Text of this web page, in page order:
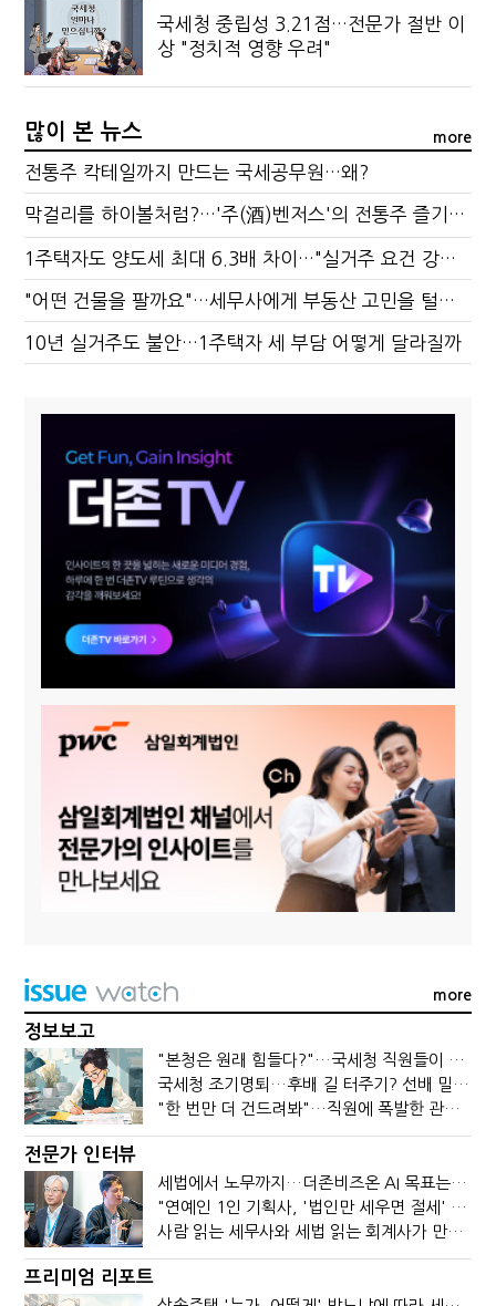
국세청 중립성 3.21점…전문가 절반 이
상 "정치적 영향 우려"
많이 본 뉴스 more
전통주 칵테일까지 만드는 국세공무원…왜?
막걸리를 하이볼처럼?…'주(酒)벤저스'의 전통주 즐기는 법
1주택자도 양도세 최대 6.3배 차이…"실거주 요건 강화하자"
"어떤 건물을 팔까요"…세무사에게 부동산 고민을 털어놓는 이유
10년 실거주도 불안…1주택자 세 부담 어떻게 달라질까
more
정보보고
"본청은 원래 힘들다?"…국세청 직원들이 떠나는 이유
국세청 조기명퇴…후배 길 터주기? 선배 밀어내기?
"한 번만 더 건드려봐"…직원에 폭발한 관세청장, 왜?
전문가 인터뷰
세법에서 노무까지…더존비즈온 AI 목표는 '전문가의 시간'
"연예인 1인 기획사, '법인만 세우면 절세' 시대 끝났다"
사람 읽는 세무사와 세법 읽는 회계사가 만나면?
프리미엄 리포트